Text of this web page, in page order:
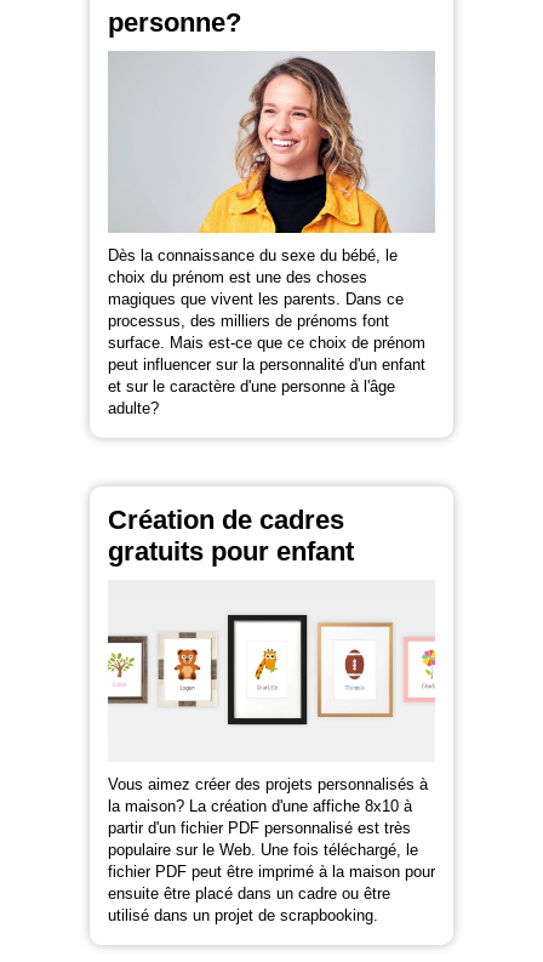
personne?
Dès la connaissance du sexe du bébé, le
choix du prénom est une des choses
magiques que vivent les parents. Dans ce
processus, des milliers de prénoms font
surface. Mais est-ce que ce choix de prénom
peut influencer sur la personnalité d'un enfant
et sur le caractère d'une personne à l'âge
adulte?
Création de cadres
gratuits pour enfant
Vous aimez créer des projets personnalisés à
la maison? La création d'une affiche 8x10 à
partir d'un fichier PDF personnalisé est très
populaire sur le Web. Une fois téléchargé, le
fichier PDF peut être imprimé à la maison pour
ensuite être placé dans un cadre ou être
utilisé dans un projet de scrapbooking.